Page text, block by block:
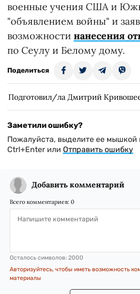
военные учения США и
"объявлением войны" и
возможности нанесения
по Сеулу и Белому дому.
Поделиться
Подготовил/ла Дмитрий
Заметили ошибку?
Пожалуйста, выделите ее
Ctrl+Enter или Отправить ошибку
Добавить комментарий
Всего комментариев: 0
Осталось символов: 2000
Авторизуйтесь, чтобы иметь возможность
материалы